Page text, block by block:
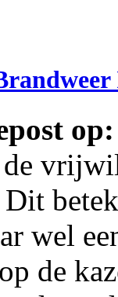
op:
de
wel
de